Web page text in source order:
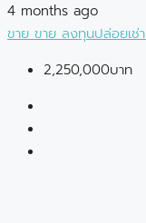
4 months ago
ขาย ขาย ลงทุนปล่อยเช่า
2,250,000บาท